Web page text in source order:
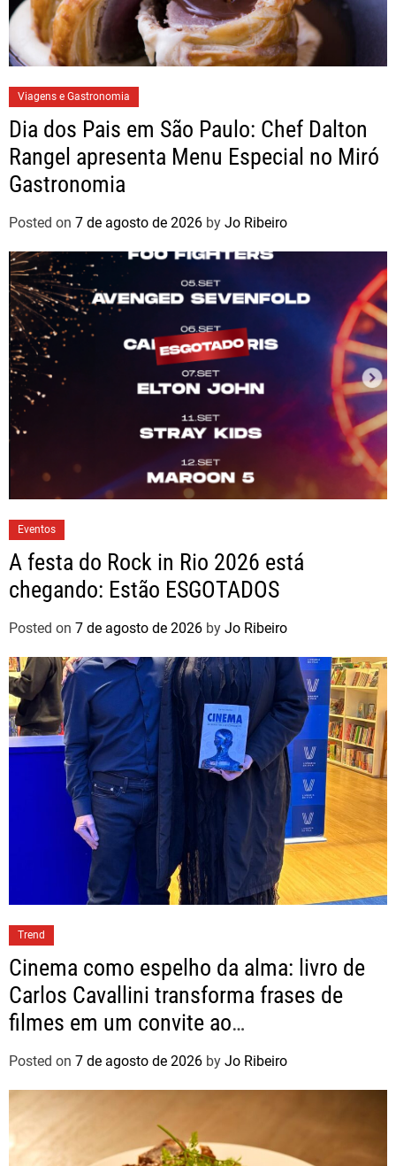
s
u
s
e
n
á
v
l
Viagens e Gastronomia
Dia dos Pais em São Paulo: Chef Dalton
Rangel apresenta Menu Especial no Miró
Gastronomia
Posted on 7 de agosto de 2026 by Jo Ribeiro
Eventos
A festa do Rock in Rio 2026 está
chegando: Estão ESGOTADOS
Posted on 7 de agosto de 2026 by Jo Ribeiro
Trend
Cinema como espelho da alma: livro de
Carlos Cavallini transforma frases de
filmes em um convite ao
autoconhecimento
Posted on 7 de agosto de 2026 by Jo Ribeiro